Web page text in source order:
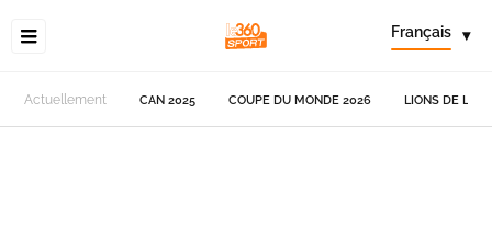
Français ▾
Actuellement CAN 2025 COUPE DU MONDE 2026 LIONS DE